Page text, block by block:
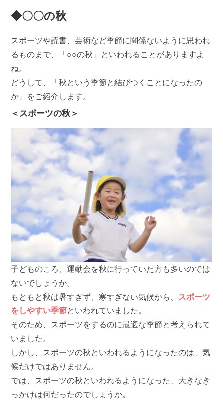
◆〇〇の秋
スポーツや読書、芸術など季節に関係ないように思われ
るものまで、「○○の秋」といわれることがありますよ
ね。
どうして、「秋という季節と結びつくことになったの
か」をご紹介します。
＜スポーツの秋＞
子どものころ、運動会を秋に行っていた方も多いのでは
ないでしょうか。
もともと秋は暑すぎず、寒すぎない気候から、 スポーツ
をしやすい季節といわれていました。
そのため、スポーツをするのに最適な季節と考えられて
いました。
しかし、スポーツの秋といわれるようになったのは、気
候だけではありません。
では、スポーツの秋といわれるようになった、大きなき
っかけは何だったのでしょうか。